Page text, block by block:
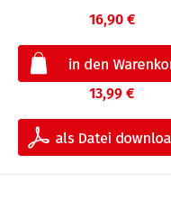
16,90 €
13,99 €